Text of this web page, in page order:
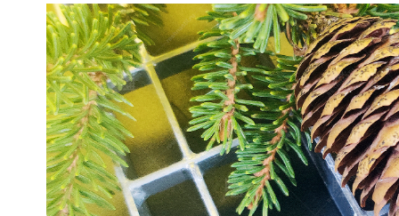
Настил с
противоскольжением
Настил для стеллажей
Настил для морских
платформ